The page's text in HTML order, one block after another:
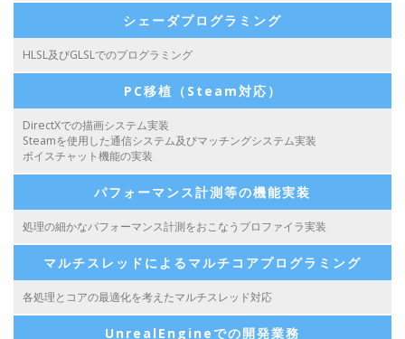
シェーダプログラミング
HLSL及びGLSLでのプログラミング
PC移植（Steam対応）
DirectXでの描画システム実装
Steamを使用した通信システム及びマッチングシステム実装
ボイスチャット機能の実装
パフォーマンス計測等の機能実装
処理の細かなパフォーマンス計測をおこなうプロファイラ実装
マルチスレッドによるマルチコアプログラミング
各処理とコアの最適化を考えたマルチスレッド対応
UnrealEngineでの開発業務